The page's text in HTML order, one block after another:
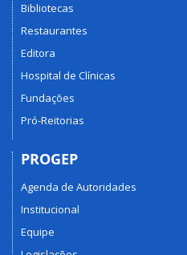
Bibliotecas
Restaurantes
Editora
Hospital de Clínicas
Fundações
Pró-Reitorias
PROGEP
Agenda de Autoridades
Institucional
Equipe